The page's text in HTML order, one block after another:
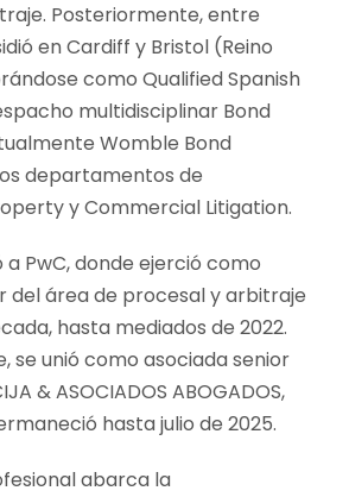
Posteriormente, entre
en Cardiff y Bristol (Reino
como Qualified Spanish
multidisciplinar Bond
Womble Bond
departamentos de
y Commercial Litigation.
a PwC, donde ejerció como
del área de procesal y arbitraje
hasta mediados de 2022.
se unió como asociada senior
& ASOCIADOS ABOGADOS,
hasta julio de 2025.
abarca la